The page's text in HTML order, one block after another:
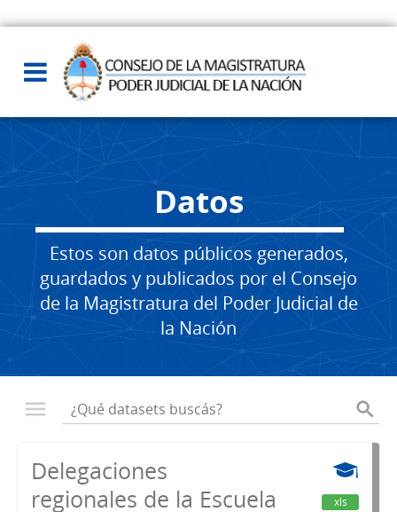
Datos
Estos son datos públicos generados,
guardados y publicados por el Consejo
de la Magistratura del Poder Judicial de
la Nación
Delegaciones
regionales de la Escuela
xls